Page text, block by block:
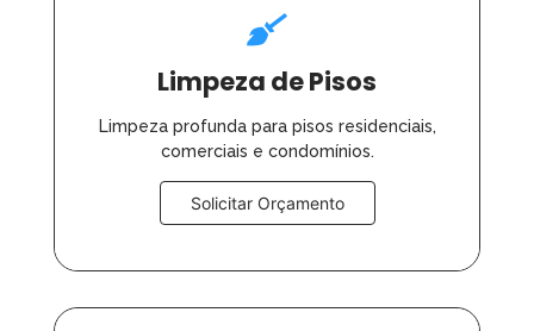
Limpeza de Pisos
Limpeza profunda para pisos residenciais,
comerciais e condomínios.
Solicitar Orçamento